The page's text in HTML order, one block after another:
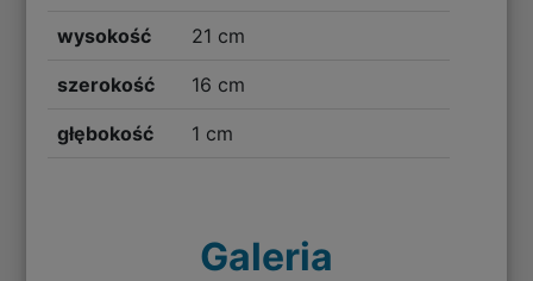
wysokość 21 cm
szerokość 16 cm
głębokość 1 cm
Galeria